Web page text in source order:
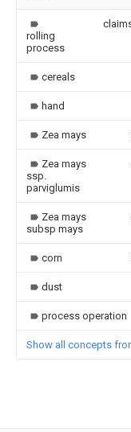
rolling
process
cereals
hand
Zea mays
Zea mays
ssp.
parviglumis
Zea mays
subsp mays
corn
dust
process operation
Show all concepts